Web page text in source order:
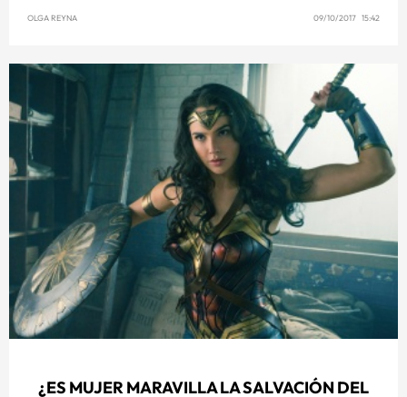
OLGA REYNA 09/10/2017 15:42
¿ES MUJER MARAVILLA LA SALVACIÓN DEL